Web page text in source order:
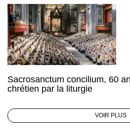
Sacrosanctum concilium, 60
chrétien par la liturgie
VOIR PLUS